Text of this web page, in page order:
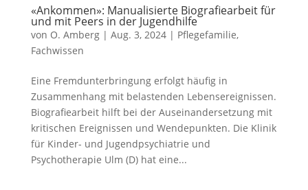
«Ankommen»: Manualisierte Biografiearbeit für
und mit Peers in der Jugendhilfe
von O. Amberg| Aug. 3, 2024| Pflegefamilie,
Fachwissen
Eine Fremdunterbringung erfolgt häufig in
Zusammenhang mit belastenden Lebensereignissen.
Biografiearbeit hilft bei der Auseinandersetzung mit
kritischen Ereignissen und Wendepunkten. Die Klinik
für Kinder- und Jugendpsychiatrie und
Psychotherapie Ulm (D) hat eine...